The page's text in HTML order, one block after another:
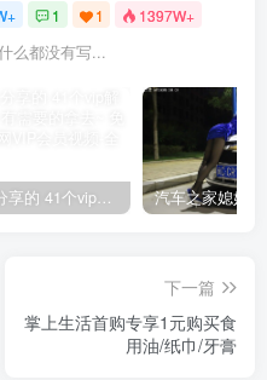
1 1 1397W+
么都没有写...
网上分享的 41个vip解析接口 有需要的拿去~ 免费看全网VIP会员视频
下一篇
掌上生活首购专享1元购买食
用油/纸巾/牙膏